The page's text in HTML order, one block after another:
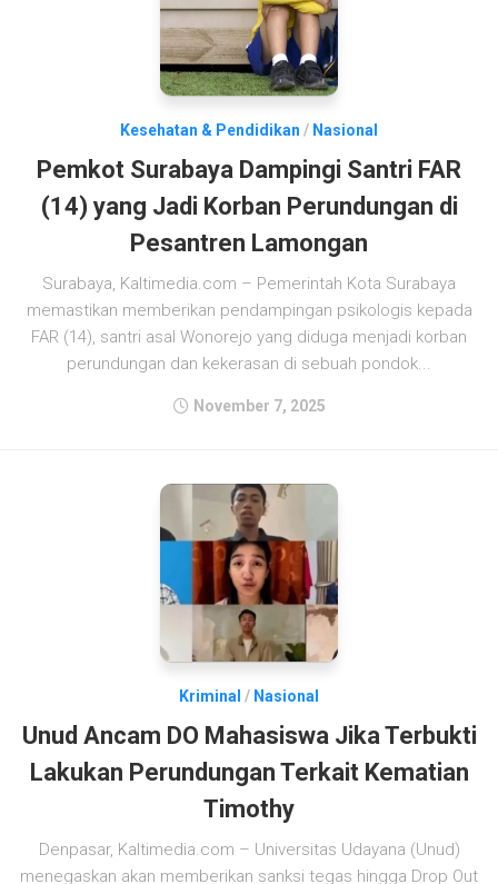
Kesehatan & Pendidikan / Nasional
Pemkot Surabaya Dampingi Santri FAR
(14) yang Jadi Korban Perundungan di
Pesantren Lamongan
Surabaya, Kaltimedia.com – Pemerintah Kota Surabaya
memastikan memberikan pendampingan psikologis kepada
FAR (14), santri asal Wonorejo yang diduga menjadi korban
perundungan dan kekerasan di sebuah pondok...
November 7, 2025
Kriminal / Nasional
Unud Ancam DO Mahasiswa Jika Terbukti
Lakukan Perundungan Terkait Kematian
Timothy
Denpasar, Kaltimedia.com – Universitas Udayana (Unud)
menegaskan akan memberikan sanksi tegas hingga Drop Out